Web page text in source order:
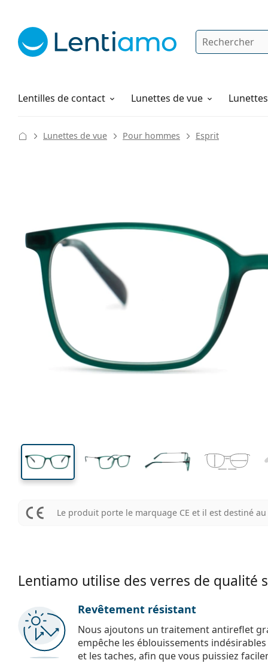
Rechercher
Lentilles de contact
Solutions Lunettes de vue
Comment commander
Lunettes de vue Pour hommes Esprit
135 mm
Largeur des verres
38 mm
Largeur des verres Largeur des verres
Le produit porte le marquage CE et il est destiné
Lentiamo utilise des verres de qualité
Revêtement résistant
Nous ajoutons un traitement antireflet
empêche les éblouissements
et les taches, afin que vous puissiez